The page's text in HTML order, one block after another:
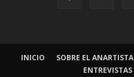
INICIO SOBRE EL ANARTISTA
ENTREVISTAS